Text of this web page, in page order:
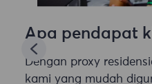
Apa pendapat
Dengan proxy
kami yang mudah